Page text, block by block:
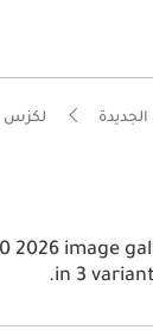
لكزس
in 3